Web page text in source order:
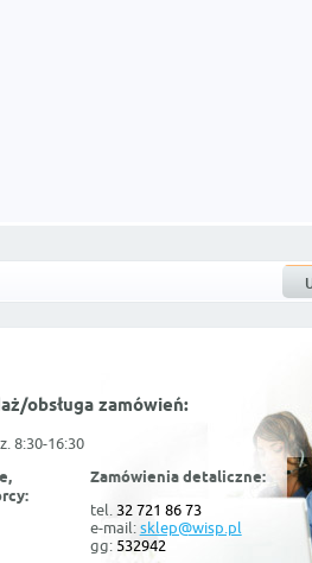
obsługa zamówień:
8:30-16:30
Zamówienia detaliczne:
tel. 32 721 86 73
e-mail:sklep@wisp.pl
gg: 532942